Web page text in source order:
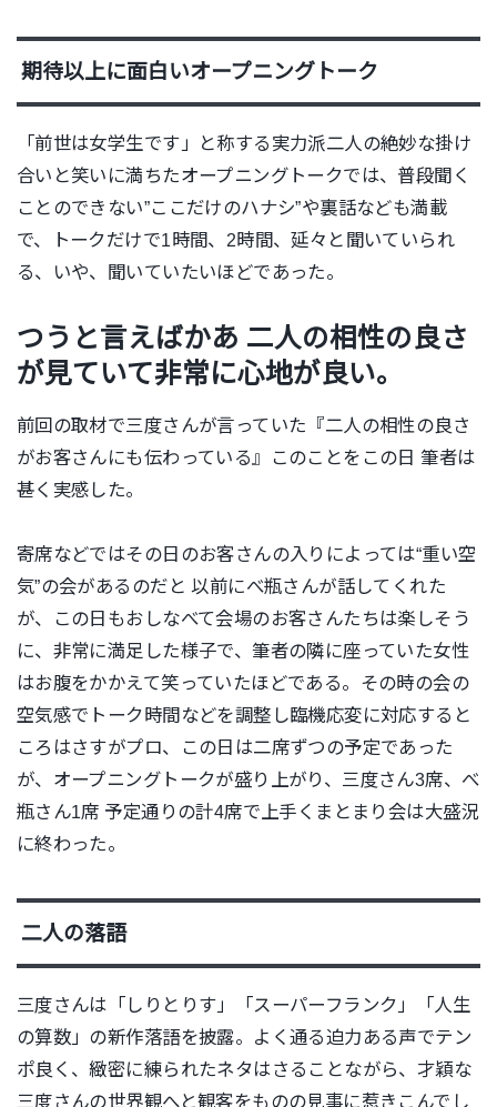
期待以上に面白いオープニングトーク
「前世は女学生です」と称する実力派二人の絶妙な掛け
合いと笑いに満ちたオープニングトークでは、普段聞く
ことのできない”ここだけのハナシ”や裏話なども満載
で、トークだけで1時間、2時間、延々と聞いていられ
る、いや、聞いていたいほどであった。
つうと言えばかあ 二人の相性の良さ
が見ていて非常に心地が良い。
前回の取材で三度さんが言っていた『二人の相性の良さ
がお客さんにも伝わっている』このことをこの日 筆者は
甚く実感した。
寄席などではその日のお客さんの入りによっては“重い空
気”の会があるのだと 以前にべ瓶さんが話してくれた
が、この日もおしなべて会場のお客さんたちは楽しそう
に、非常に満足した様子で、筆者の隣に座っていた女性
はお腹をかかえて笑っていたほどである。その時の会の
空気感でトーク時間などを調整し臨機応変に対応すると
ころはさすがプロ、この日は二席ずつの予定であった
が、オープニングトークが盛り上がり、三度さん3席、べ
瓶さん1席 予定通りの計4席で上手くまとまり会は大盛況
に終わった。
二人の落語
三度さんは「しりとりす」「スーパーフランク」「人生
の算数」の新作落語を披露。よく通る迫力ある声でテン
ポ良く、緻密に練られたネタはさることながら、才穎な
三度さんの世界観へと観客をものの見事に惹きこんでし